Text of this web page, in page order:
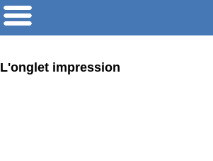
L'onglet impression